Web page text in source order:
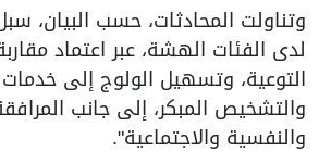
وتناولت المحادثات، حسب البيان،
لدى الفئات الهشة، عبر اعتماد
التوعية، وتسهيل الولوج إلى
والتشخيص المبكر، إلى جانب
والنفسية والاجتماعية".